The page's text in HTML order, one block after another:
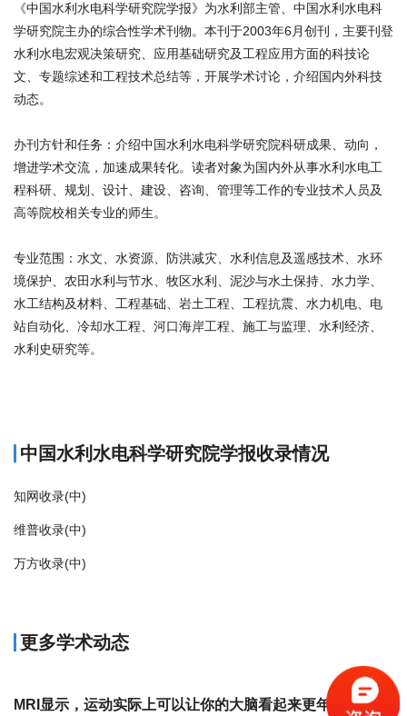
《中国水利水电科学研究院学报》为水利部主管、中国水利水电科
学研究院主办的综合性学术刊物。本刊于2003年6月创刊，主要刊登
水利水电宏观决策研究、应用基础研究及工程应用方面的科技论
文、专题综述和工程技术总结等，开展学术讨论，介绍国内外科技
动态。
办刊方针和任务：介绍中国水利水电科学研究院科研成果、动向，
增进学术交流，加速成果转化。读者对象为国内外从事水利水电工
程科研、规划、设计、建设、咨询、管理等工作的专业技术人员及
高等院校相关专业的师生。
专业范围：水文、水资源、防洪减灾、水利信息及遥感技术、水环
境保护、农田水利与节水、牧区水利、泥沙与水土保持、水力学、
水工结构及材料、工程基础、岩土工程、工程抗震、水力机电、电
站自动化、冷却水工程、河口海岸工程、施工与监理、水利经济、
水利史研究等。
中国水利水电科学研究院学报收录情况
知网收录(中)
维普收录(中)
万方收录(中)
更多学术动态
MRI显示，运动实际上可以让你的大脑看起来更年轻